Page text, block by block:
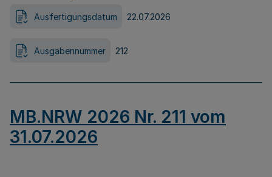
Ausfertigungsdatum 22.07.2026
Ausgabennummer 212
MB.NRW 2026 Nr. 211 vom
31.07.2026